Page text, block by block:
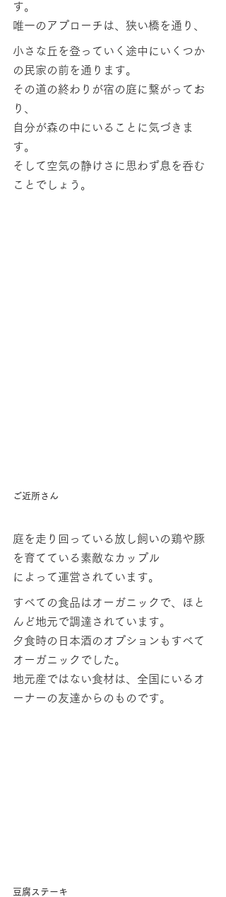
す。
唯一のアプローチは、狭い橋を通り、
小さな丘を登っていく途中にいくつか
の民家の前を通ります。
その道の終わりが宿の庭に繋がってお
り、
自分が森の中にいることに気づきま
す。
そして空気の静けさに思わず息を呑む
ことでしょう。
ご近所さん
庭を走り回っている放し飼いの鶏や豚
を育てている素敵なカップル
によって運営されています。
すべての食品はオーガニックで、ほと
んど地元で調達されています。
夕食時の日本酒のオプションもすべて
オーガニックでした。
地元産ではない食材は、全国にいるオ
ーナーの友達からのものです。
豆腐ステーキ